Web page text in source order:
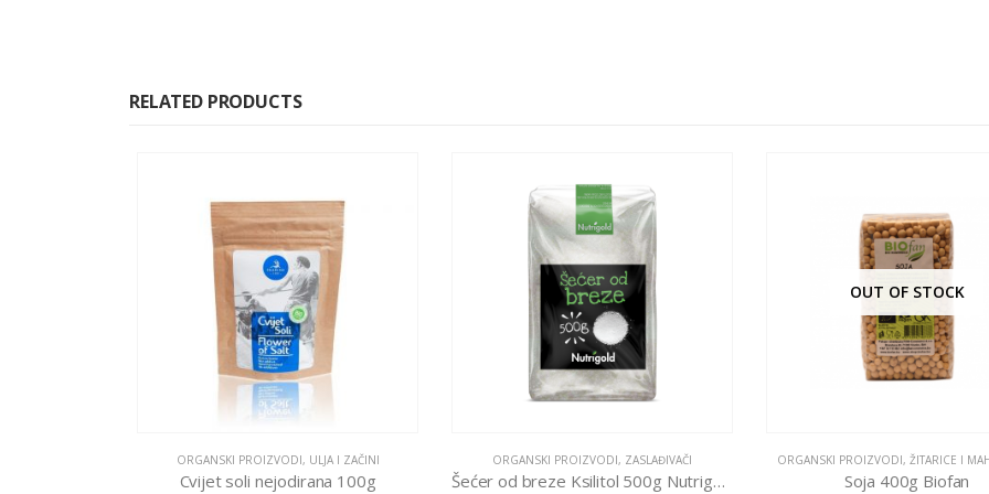
RELATED PRODUCTS
ORGANSKI PROIZVODI,ULJA I ZAČINI
Cvijet soli nejodirana 100g
ORGANSKI PROIZVODI,ZASLAĐIVAČI
Šećer od breze Ksilitol 500g Nutrigold
OUT OF STOCK
ORGANSKI PROIZVODI,ŽITARICE I
Soja 400g Biofan